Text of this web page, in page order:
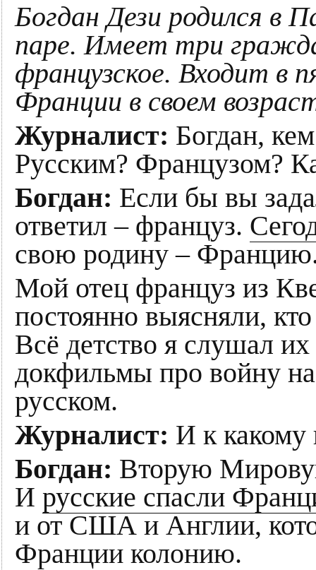
Богдан Дези родился в
паре. Имеет три
французское. Входит в
Франции в своем
Журналист: Богдан,
Русским? Французом?
Богдан: Если бы вы
ответил – француз.
свою родину –
Мой отец француз из
постоянно выясняли,
Всё детство я слушал
докфильмы про войну
русском.
Журналист: И к
Богдан: Вторую
И русские спасли
и от США и Англии,
Франции колонию.